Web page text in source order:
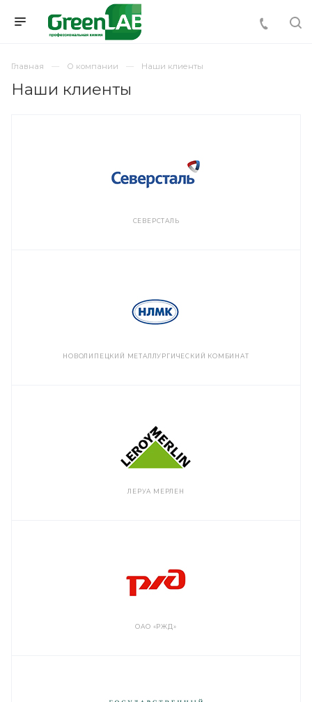
Главная О компании Наши клиенты
Наши клиенты
СЕВЕРСТАЛЬ
НОВОЛИПЕЦКИЙ МЕТАЛЛУРГИЧЕСКИЙ КОМБИНАТ
ЛЕРУА МЕРЛЕН
ОАО «РЖД»